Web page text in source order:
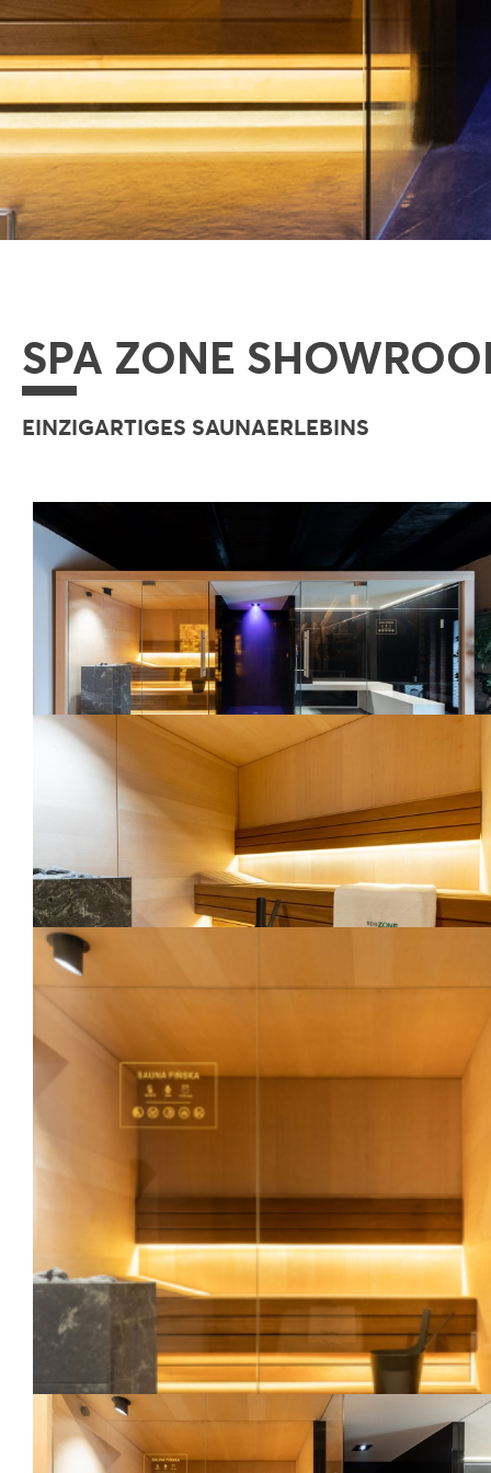
SPA ZONE
EINZIGARTIGES SAUNAERLEBINS